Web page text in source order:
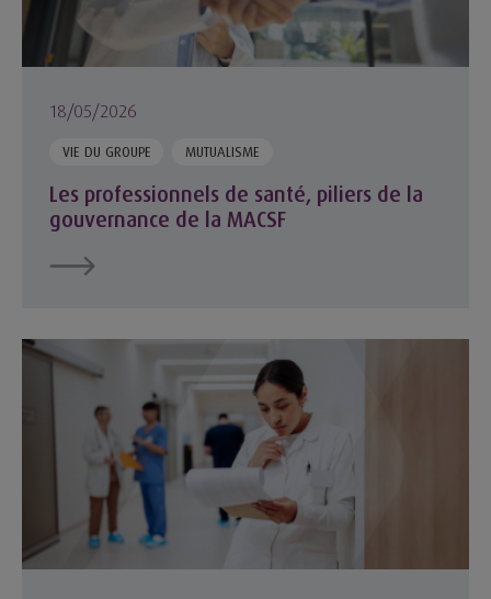
18/05/2026
VIE DU GROUPE MUTUALISME
Les professionnels de santé, piliers de la
gouvernance de la MACSF
Évolution de la profession infirmière : ce que révèle l’étude